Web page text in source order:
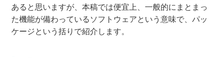
あると思いますが、本稿では便宜上、一般的にまとまっ
た機能が備わっているソフトウェアという意味で、パッ
ケージという括りで紹介します。